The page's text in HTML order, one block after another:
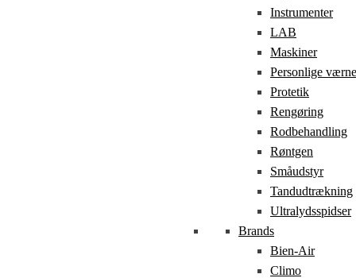
Instrumenter
LAB
Maskiner
Personlige
Protetik
Rengøring
Rodbehandling
Røntgen
Småudstyr
Tandudtrækning
Ultralydsspidser
Brands
Bien-Air
Climo